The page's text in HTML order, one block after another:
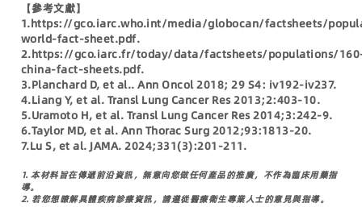
【參考文獻】
1.https://gco.iarc.who.int/media/globocan/factsheets/
world-fact-sheet.pdf.
2.https://gco.iarc.fr/today/data/factsheets/populations/
china-fact-sheets.pdf.
3.Planchard D, et al.. Ann Oncol 2018; 29 S4: iv192-iv237.
4.Liang Y, et al. Transl Lung Cancer Res 2013;2:403-10.
5.Uramoto H, et al. Transl Lung Cancer Res 2014;3:242-9.
6.Taylor MD, et al. Ann Thorac Surg 2012;93:1813-20.
7.Lu S, et al. JAMA. 2024;331(3):201-211.
1. 本材料旨在傳遞前沿資訊，無意向您做任何產品的推廣，不作為臨床用藥指
導。
2. 若您想瞭解具體疾病診療資訊，請遵從醫療衛生專業人士的意見與指導。